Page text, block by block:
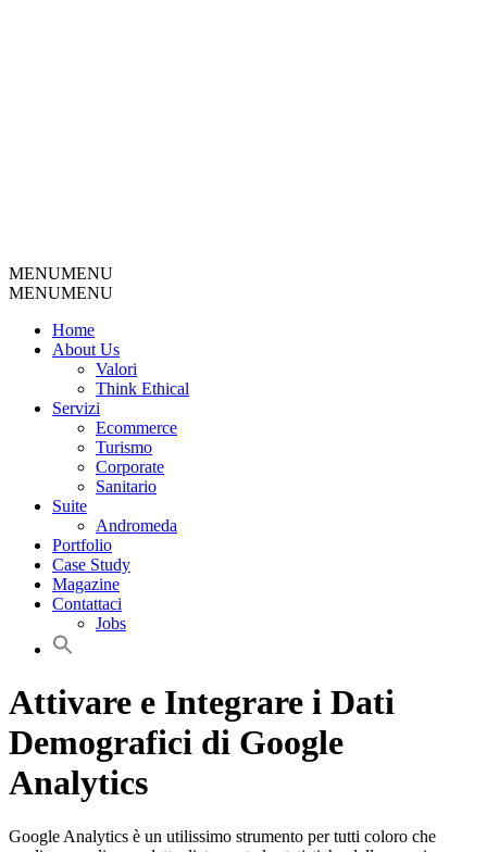
MENUMENU
MENUMENU
Home
About Us
Valori
Think Ethical
Servizi
Ecommerce
Turismo
Corporate
Sanitario
Suite
Andromeda
Portfolio
Case Study
Magazine
Contattaci
Jobs
Attivare e Integrare i Dati
Demografici di Google
Analytics
Google Analytics è un utilissimo strumento per tutti coloro che